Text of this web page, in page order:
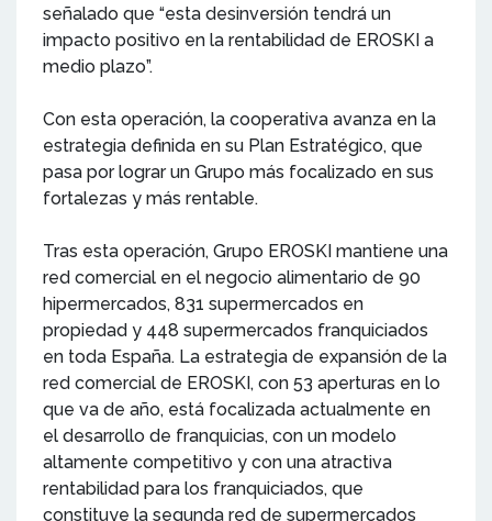
señalado que “esta desinversión tendrá un
impacto positivo en la rentabilidad de EROSKI a
medio plazo”.
Con esta operación, la cooperativa avanza en la
estrategia definida en su Plan Estratégico, que
pasa por lograr un Grupo más focalizado en sus
fortalezas y más rentable.
Tras esta operación, Grupo EROSKI mantiene una
red comercial en el negocio alimentario de 90
hipermercados, 831 supermercados en
propiedad y 448 supermercados franquiciados
en toda España. La estrategia de expansión de la
red comercial de EROSKI, con 53 aperturas en lo
que va de año, está focalizada actualmente en
el desarrollo de franquicias, con un modelo
altamente competitivo y con una atractiva
rentabilidad para los franquiciados, que
constituye la segunda red de supermercados